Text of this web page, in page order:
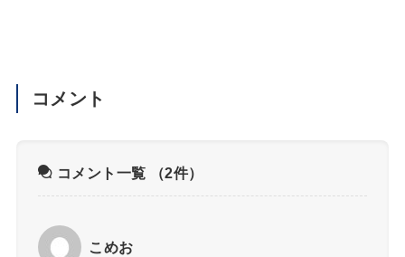
コメント
コメント一覧 （2件）
こめお